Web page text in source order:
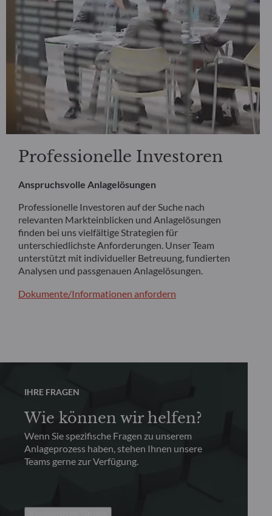
Professionelle Investoren
Anspruchsvolle Anlagelösungen
Professionelle Investoren auf der Suche nach
relevanten Markteinblicken und Anlagelösungen
finden bei uns vielfältige Strategien für
unterschiedlichste Anforderungen. Unser Team
unterstützt mit individueller Betreuung, fundierten
Analysen und passgenauen Anlagelösungen.
Dokumente/Informationen anfordern
IHRE FRAGEN
Wie können wir helfen?
Wenn Sie spezifische Fragen zu unserem
Anlageprozess haben, stehen Ihnen unsere
Teams gerne zur Verfügung.